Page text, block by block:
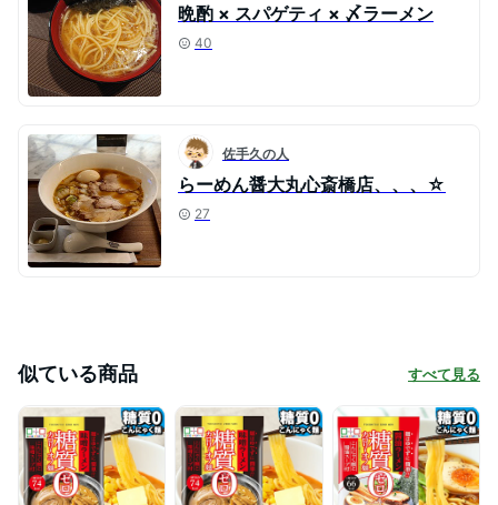
晩酌 × スパゲティ × 〆ラーメン
40
佐手久の人
らーめん醤大丸心斎橋店、、、☆
27
似ている商品 すべて見る